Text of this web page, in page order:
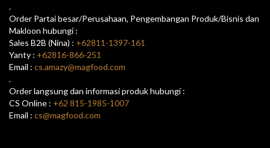
.
Order Partai besar/Perusahaan, Pengembangan Produk/Bisnis dan
Makloon hubungi :
Sales B2B (Nina) : +62811-1397-161
Yanty : +62816-866-251
Email : cs.amazy@magfood.com
.
Order langsung dan informasi produk hubungi :
CS Online : +62 815-1985-1007
Email : cs@magfood.com